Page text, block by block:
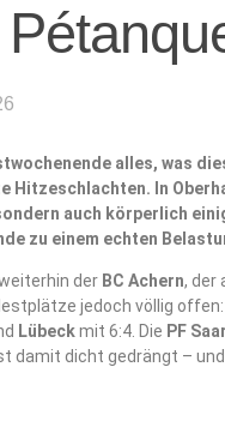
alles, was
Hitzeschlachten. In
auch körperlich
zu einem echten
der BC Achern, der
jedoch völlig
Lübeckmit 6:4. Die PF
damit dicht gedrängt –